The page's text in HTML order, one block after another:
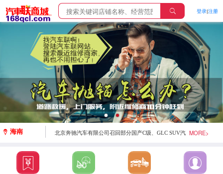
登录|注册
海南
斯巴鲁汽车（中国）有限公司召回部分进口森林人、
XV、BRZ汽车
斯巴鲁汽车 （中国）有限公司召回部分进口力狮、傲虎
汽车
梅赛德斯-奔驰（中国）汽车销售有限公司召回部分进
口GLC SUV汽车
MORE>